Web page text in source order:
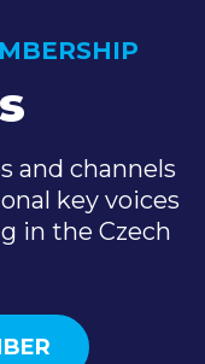
and channels
key voices
in the Czech